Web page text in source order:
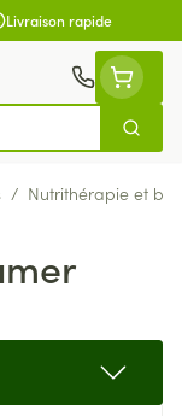
Livraison rapide
/ Nutrithérapie et